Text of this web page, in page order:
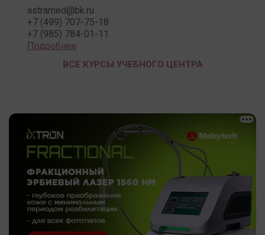
astramed@bk.ru
+7 (499) 707-75-18
+7 (985) 784-01-11
Подробнее
ВСЕ КУРСЫ УЧЕБНОГО ЦЕНТРА